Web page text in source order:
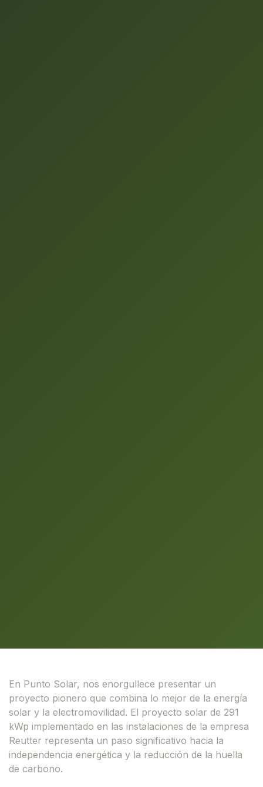
En Punto Solar, nos enorgullece presentar un
proyecto pionero que combina lo mejor de la energía
solar y la electromovilidad. El proyecto solar de 291
kWp implementado en las instalaciones de la empresa
Reutter representa un paso significativo hacia la
independencia energética y la reducción de la huella
de carbono.